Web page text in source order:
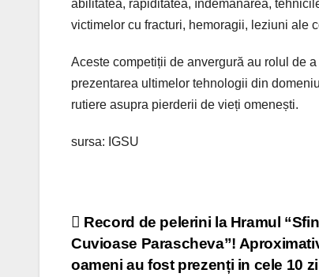
abilitatea, rapiditatea, îndemânarea,
victimelor cu fracturi, hemoragii, leziuni ale
Aceste competiții de anvergură au rolul de
prezentarea ultimelor tehnologii din
rutiere asupra pierderii de vieți omenești.
sursa: IGSU
Post
navigation
Record de pelerini la Hramul
Cuvioase Parascheva”!
oameni au fost prezenți in cele 10